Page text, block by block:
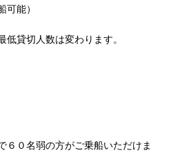
可能）
貸切人数は変わります。
６０名弱の方がご乗船いただけま